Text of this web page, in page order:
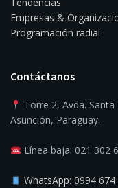
Empresas &
Programación radial
Contáctanos
Torre 2, Avda.
Asunción, Paraguay.
Línea baja: 021 302
WhatsApp: 0994 674